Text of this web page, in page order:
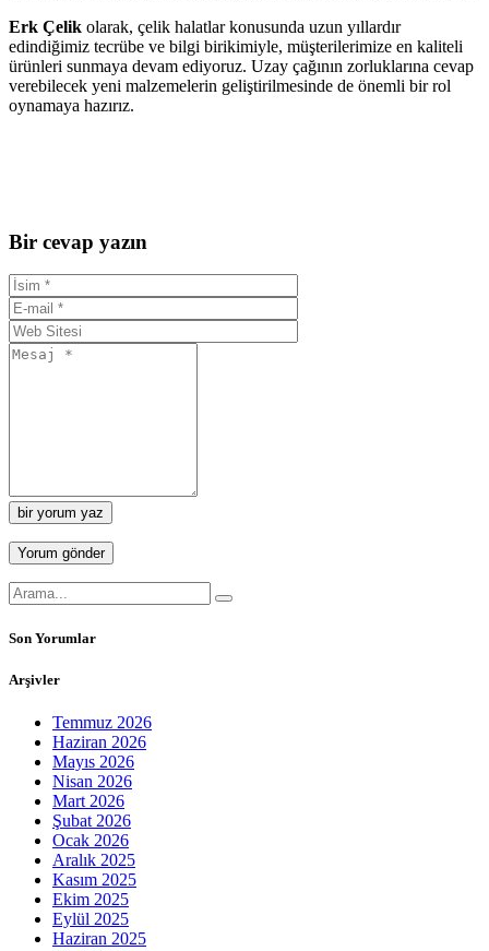
Erk Çelik olarak, çelik halatlar konusunda uzun yıllardır
edindiğimiz tecrübe ve bilgi birikimiyle, müşterilerimize en kaliteli
ürünleri sunmaya devam ediyoruz. Uzay çağının zorluklarına cevap
verebilecek yeni malzemelerin geliştirilmesinde de önemli bir rol
oynamaya hazırız.
Bir cevap yazın
bir yorum yaz
Son Yorumlar
Arşivler
Temmuz 2026
Haziran 2026
Mayıs 2026
Nisan 2026
Mart 2026
Şubat 2026
Ocak 2026
Aralık 2025
Kasım 2025
Ekim 2025
Eylül 2025
Haziran 2025